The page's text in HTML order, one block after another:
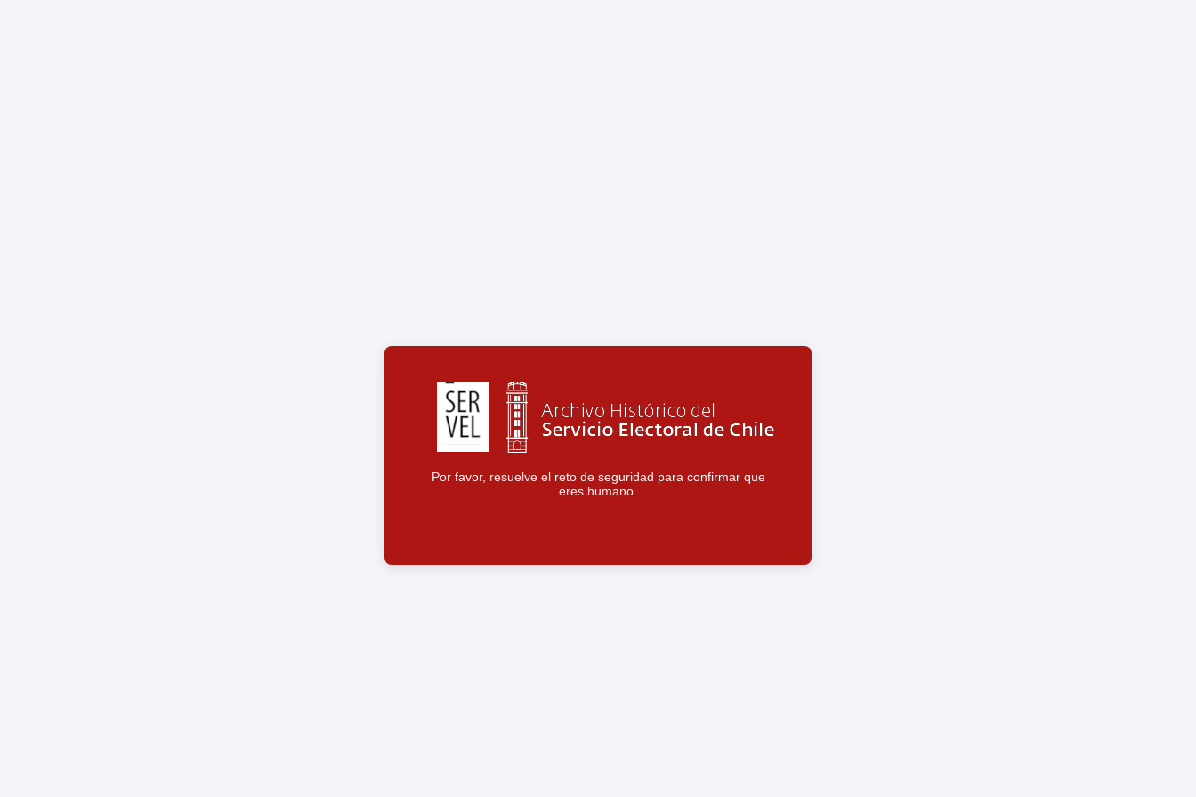
Por favor, resuelve el reto de seguridad para confirmar que
eres humano.